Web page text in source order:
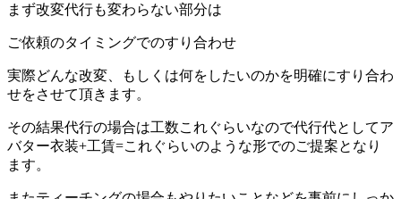
まず改変代行も変わらない部分は
ご依頼のタイミングでのすり合わせ
実際どんな改変、もしくは何をしたいのかを明確にすり合わ
せをさせて頂きます。
その結果代行の場合は工数これぐらいなので代行代としてア
バター衣装+工賃=これぐらいのような形でのご提案となり
ます。